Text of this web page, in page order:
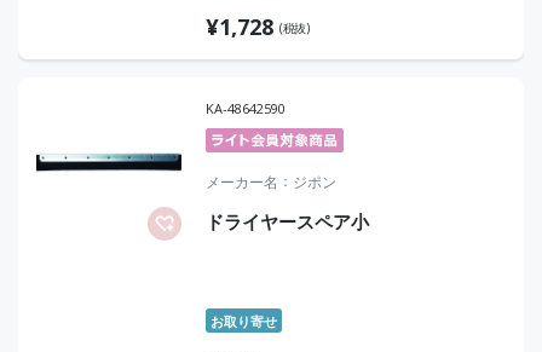
¥1,728 (税抜)
KA-48642590
メーカー名 ジポン
ドライヤースペア小
お取り寄せ